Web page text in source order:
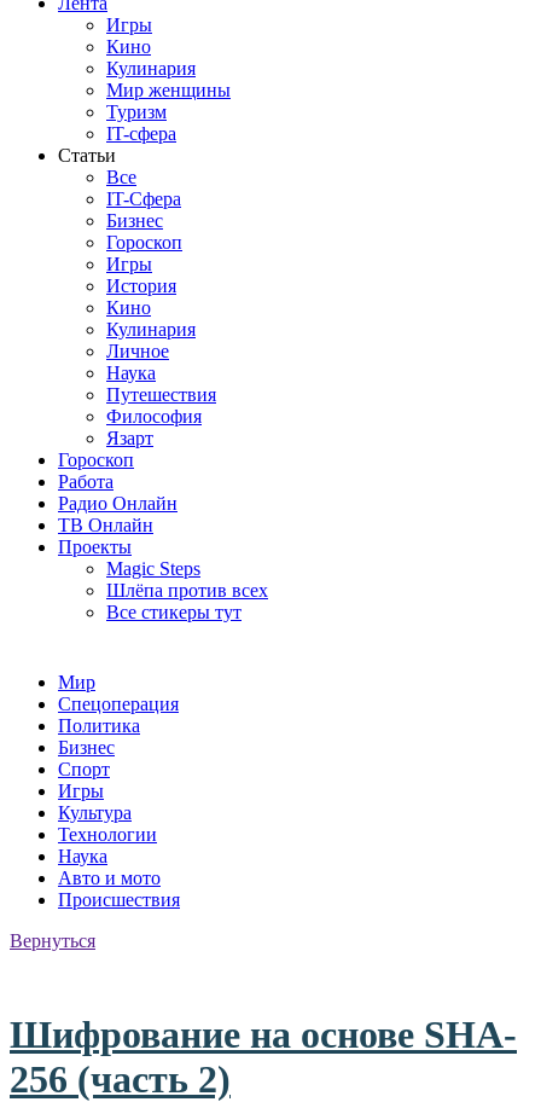
Игры
Кино
Кулинария
Мир женщины
Туризм
IT-сфера
Статьи
Все
IT-Сфера
Бизнес
Гороскоп
Игры
История
Кино
Кулинария
Личное
Наука
Путешествия
Философия
Язарт
Гороскоп
Работа
Радио Онлайн
ТВ Онлайн
Проекты
Magic Steps
Шлёпа против всех
Все стикеры тут
Мир
Спецоперация
Политика
Бизнес
Спорт
Игры
Культура
Технологии
Наука
Авто и мото
Происшествия
Вернуться
Шифрование на основе SHA-
256 (часть 2)